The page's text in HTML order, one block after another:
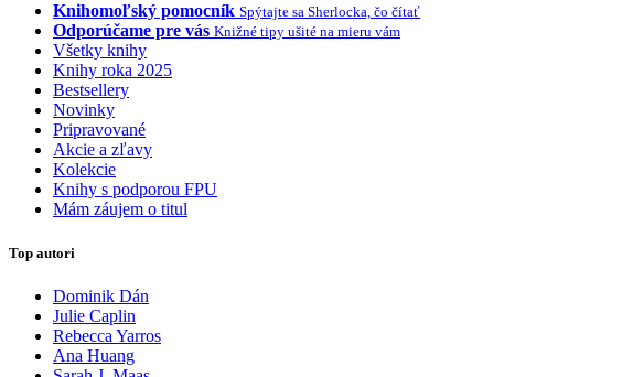
Knihomoľský pomocník Spýtajte sa Sherlocka, čo čítať
Odporúčame pre vás Knižné tipy ušité na mieru vám
Všetky knihy
Knihy roka 2025
Bestsellery
Novinky
Pripravované
Akcie a zľavy
Kolekcie
Knihy s podporou FPU
Mám záujem o titul
Top autori
Dominik Dán
Julie Caplin
Rebecca Yarros
Ana Huang